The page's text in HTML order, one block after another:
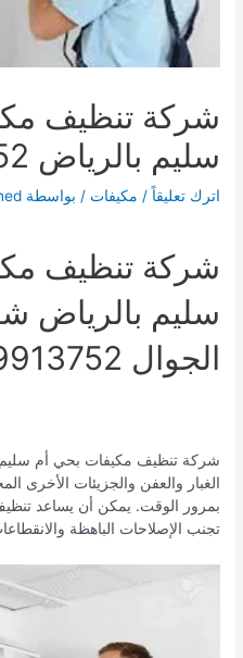
شركة تنظيف
سليم بالرياض 0509913752 ؟
اترك تعليقاً / مكيفات / بواسطة
شركة تنظيف
سليم بالرياض
الجوال 0509913752؟
شركة تنظيف مكيفات بحي أم سليم
الغبار والعفن والجزيئات الأخرى
بمرور الوقت. يمكن أن يساعد
تجنب الإصلاحات الباهظة